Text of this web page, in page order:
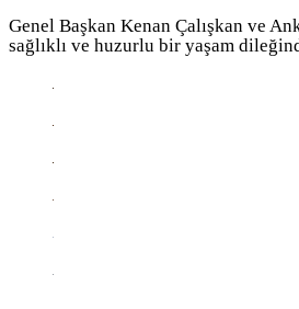
Genel Başkan Kenan Çalışkan ve
sağlıklı ve huzurlu bir yaşam